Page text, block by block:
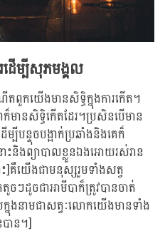
ើម្បីសុភមង្គល
កយើងមានសិទ្ធិក្នុងការកើត។
មានសិទ្ធិកើតដែរ។ប្រសិនបើមាន
បីបន្ទុចបង្អាក់ប្រឆាំងនិងគេក៏
និងព្យាបាលខ្លួនឯងអោយរស់រាន
គឺយើងជាមនុស្សរួមទាំងសត្វ
ៗដូចជាអាមីបាក៏ត្រូវបានចាត់
ងនាមជាសត្វៈលោកយើងមានទាំង
ាន។]